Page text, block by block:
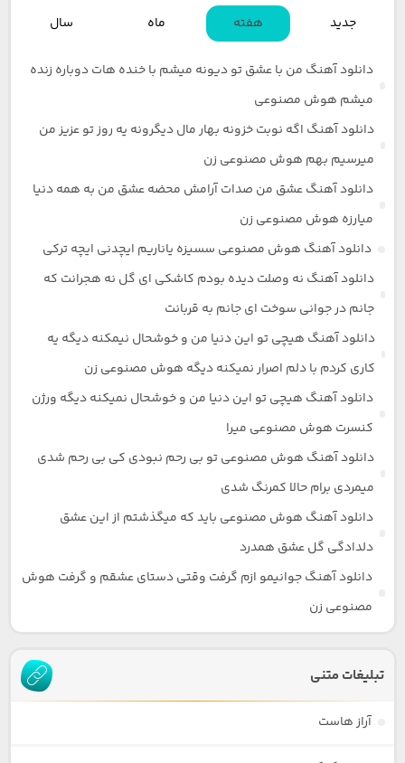
جدید هفته ماه سال
دانلود آهنگ من با عشق تو دیونه میشم با خنده هات دوباره زنده
میشم هوش مصنوعی
دانلود آهنگ اگه نوبت خزونه بهار مال دیگرونه یه روز تو عزیز من
میرسیم بهم هوش مصنوعی زن
دانلود آهنگ عشق من صدات آرامش محضه عشق من به همه دنیا
میارزه هوش مصنوعی زن
دانلود آهنگ هوش مصنوعی سسیزه یاناریم ایچدنی ایچه ترکی
دانلود آهنگ نه وصلت دیده بودم کاشکی ای گل نه هجرانت که
جانم در جوانی سوخت ای جانم به قربانت
دانلود آهنگ هیچی تو این دنیا من و خوشحال نیمکنه دیگه یه
کاری کردم با دلم اصرار نمیکنه دیگه هوش مصنوعی زن
دانلود آهنگ هیچی تو این دنیا من و خوشحال نمیکنه دیگه ورژن
کنسرت هوش مصنوعی میرا
دانلود آهنگ هوش مصنوعی تو بی رحم نبودی کی بی رحم شدی
میمردی برام حالا کمرنگ شدی
دانلود آهنگ هوش مصنوعی باید که میگذشتم از این عشق
دلدادگی گل عشق همدرد
دانلود آهنگ جوانیمو ازم گرفت وقتی دستای عشقم و گرفت هوش
مصنوعی زن
تبلیغات متنی
آراز هاست